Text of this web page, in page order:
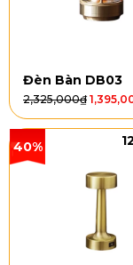
Đèn Bàn DB03
2,325,000₫
40%